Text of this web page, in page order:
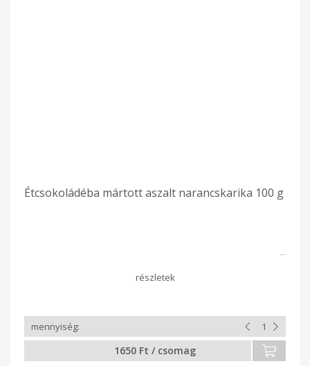
Étcsokoládéba mártott aszalt narancskarika 100 g
1650 Ft / csomag